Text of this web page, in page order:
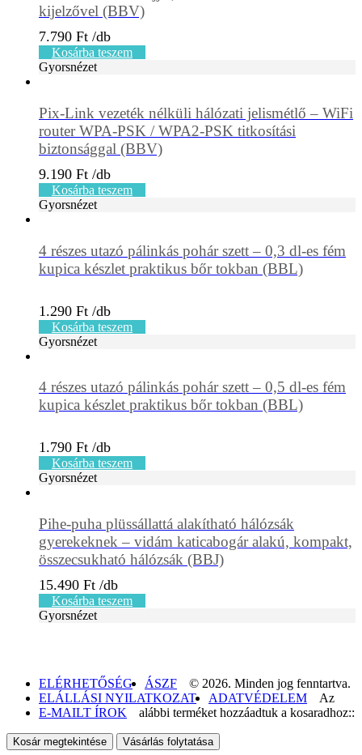
kijelzővel (BBV)
7.790 Ft
Kosárba teszem
Gyorsnézet
Pix-Link vezeték nélküli hálózati jelismétlő – WiFi
router WPA-PSK / WPA2-PSK titkosítási
biztonsággal (BBV)
9.190 Ft
Kosárba teszem
Gyorsnézet
4 részes utazó pálinkás pohár szett – 0,3 dl-es fém
kupica készlet praktikus bőr tokban (BBL)
1.290 Ft
Kosárba teszem
Gyorsnézet
4 részes utazó pálinkás pohár szett – 0,5 dl-es fém
kupica készlet praktikus bőr tokban (BBL)
1.790 Ft
Kosárba teszem
Gyorsnézet
Pihe-puha plüssállattá alakítható hálózsák
gyerekeknek – vidám katicabogár alakú, kompakt,
összecsukható hálózsák (BBJ)
15.490 Ft
Kosárba teszem
Gyorsnézet
ELÉRHETŐSÉG
ÁSZF
ELÁLLÁSI NYILATKOZAT
ADATVÉDELEM
E-MAILT ÍROK
© 2026. Minden jog fenntartva.
Az
alábbi terméket hozzáadtuk a kosaradhoz::
Kosár megtekintése Vásárlás folytatása